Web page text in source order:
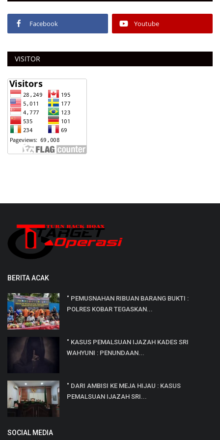
Facebook Youtube
VISITOR
BERITA ACAK
" PEMUSNAHAN RIBUAN BARANG BUKTI :
POLRES KOBAR TEGASKAN...
" KASUS PEMALSUAN IJAZAH KADES SRI
WAHYUNI : PENUNDAAN...
" DARI AMBISI KE MEJA HIJAU : KASUS
PEMALSUAN IJAZAH SRI...
SOCIAL MEDIA